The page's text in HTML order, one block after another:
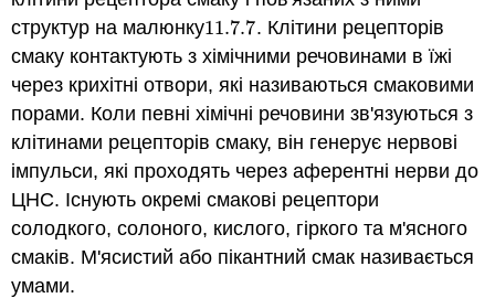
структур на малюнку11.7.7
11.7.7. Клітини рецепторів
смаку контактують з хімічними речовинами в їжі
через крихітні отвори, які називаються смаковими
порами. Коли певні хімічні речовини зв'язуються з
клітинами рецепторів смаку, він генерує нервові
імпульси, які проходять через аферентні нерви до
ЦНС. Існують окремі смакові рецептори
солодкого, солоного, кислого, гіркого та м'ясного
смаків. М'ясистий або пікантний смак називається
умами.